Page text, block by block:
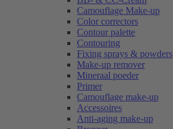
Camouflage Make-up
Color correctors
Contour palette
Contouring
Fixing sprays & powders
Make-up remover
Mineraal poeder
Primer
Camouflage make-up
Accessoires
Anti-aging make-up